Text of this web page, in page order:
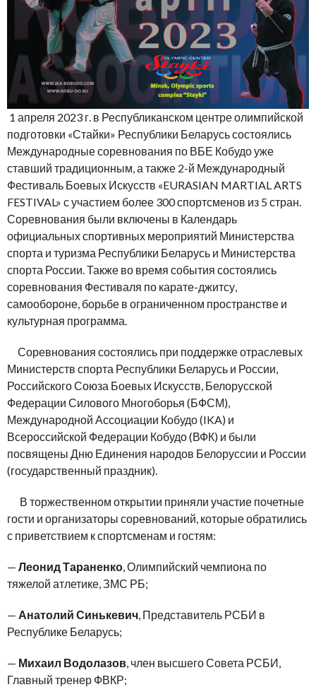
1 апреля 2023 г. в Республиканском центре олимпийской
подготовки «Стайки» Республики Беларусь состоялись
Международные соревнования по ВБЕ Кобудо уже
ставший традиционным, а также 2-й Международный
Фестиваль Боевых Искусств «EURASIAN MARTIAL ARTS
FESTIVAL» с участием более 300 спортсменов из 5 стран.
Соревнования были включены в Календарь
официальных спортивных мероприятий Министерства
спорта и туризма Республики Беларусь и Министерства
спорта России. Также во время события состоялись
соревнования Фестиваля по карате-джитсу,
самообороне, борьбе в ограниченном пространстве и
культурная программа.
Соревнования состоялись при поддержке отраслевых
Министерств спорта Республики Беларусь и России,
Российского Союза Боевых Искусств, Белорусской
Федерации Силового Многоборья (БФСМ),
Международной Ассоциации Кобудо (IKA) и
Всероссийской Федерации Кобудо (ВФК) и были
посвящены Дню Единения народов Белоруссии и России
(государственный праздник).
В торжественном открытии приняли участие почетные
гости и организаторы соревнований, которые обратились
с приветствием к спортсменам и гостям:
— Леонид Тараненко, Олимпийский чемпиона по
тяжелой атлетике, ЗМС РБ;
— Анатолий Синькевич, Представитель РСБИ в
Республике Беларусь;
— Михаил Водолазов, член высшего Совета РСБИ,
Главный тренер ФВКР;